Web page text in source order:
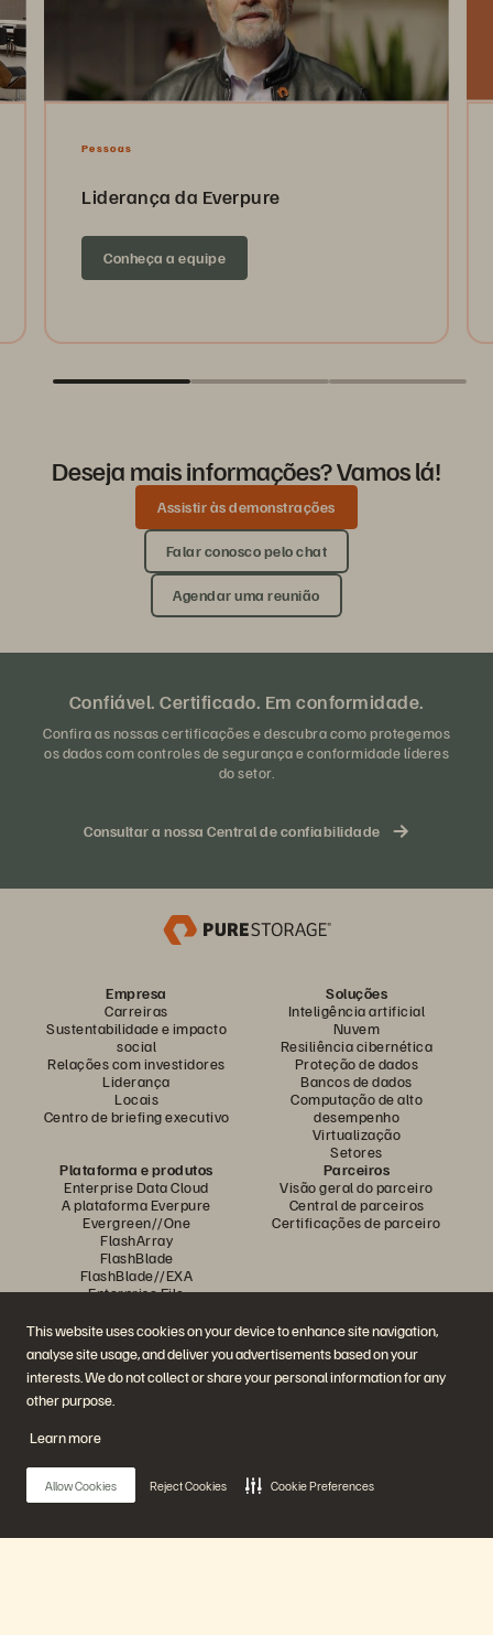
This website uses cookies on your device to enhance site navigation,
analyse site usage, and deliver you advertisements based on your
interests. We do not collect or share your personal information for any
other purpose.
Learn more
Allow Cookies Reject Cookies Cookie Preferences
Pessoas
Liderança da Everpure
Conheça a equipe
Deseja mais informações? Vamos lá!
Assistir às demonstrações
Falar conosco pelo chat
Agendar uma reunião
Confiável. Certificado. Em conformidade.
Confira as nossas certificações e descubra como protegemos
os dados com controles de segurança e conformidade líderes
do setor.
Consultar a nossa Central de confiabilidade
Empresa
Carreiras
Sustentabilidade e impacto
social
Relações com investidores
Liderança
Locais
Centro de briefing executivo
Soluções
Inteligência artificial
Nuvem
Resiliência cibernética
Proteção de dados
Bancos de dados
Computação de alto
desempenho
Virtualização
Setores
Plataforma e produtos
Enterprise Data Cloud
A plataforma Everpure
Evergreen//One
FlashArray
FlashBlade
FlashBlade//EXA
Enterprise File
Parceiros
Visão geral do parceiro
Central de parceiros
Certificações de parceiro
Recursos
Demonstrações
Eventos e webinars
Anúncios de produto
Sala de imprensa
Histórias de clientes
Artigos sobre conhecimentos
Entre em contato
Entre em contato com a
equipe de vendas
Fale com o departamento de
Participe da conversa